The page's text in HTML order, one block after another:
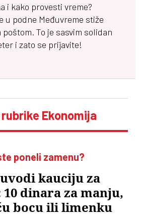
i kako provesti vreme?
u podne Međuvreme stiže
To je sasvim solidan
i zato se prijavite!
Ekonomija
poneli zamenu?
kauciju za
10 dinara za manju,
bocu ili limenku